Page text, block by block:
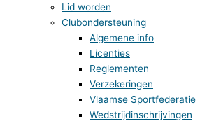
Lid worden
Clubondersteuning
Algemene info
Licenties
Reglementen
Verzekeringen
Vlaamse Sportfederatie
Wedstrijdinschrijvingen